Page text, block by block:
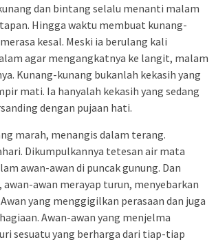
dan bintang selalu menanti malam
Hingga waktu membuat kunang-
kesal. Meski ia berulang kali
agar mengangkatnya ke langit, malam
Kunang-kunang bukanlah kekasih yang
mati. Ia hanyalah kekasih yang sedang
dengan pujaan hati.
marah, menangis dalam terang.
Dikumpulkannya tetesan air mata
awan-awan di puncak gunung. Dan
awan merayap turun, menyebarkan
yang menggigilkan perasaan dan juga
Awan-awan yang menjelma
sesuatu yang berharga dari tiap-tiap